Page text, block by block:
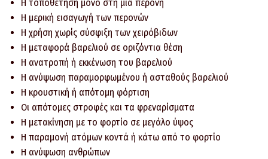
Η τοποθέτηση μόνο στη μία περόνη
Η μερική εισαγωγή των περονών
Η χρήση χωρίς σύσφιξη των χειρόβιδων
Η μεταφορά βαρελιού σε οριζόντια θέση
Η ανατροπή ή εκκένωση του βαρελιού
Η ανύψωση παραμορφωμένου ή ασταθούς βαρελιού
Η κρουστική ή απότομη φόρτιση
Οι απότομες στροφές και τα φρεναρίσματα
Η μετακίνηση με το φορτίο σε μεγάλο ύψος
Η παραμονή ατόμων κοντά ή κάτω από το φορτίο
Η ανύψωση ανθρώπων